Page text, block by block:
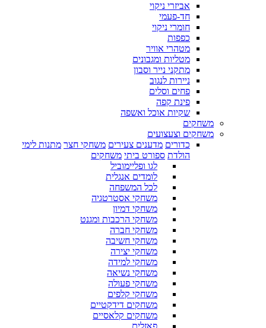
אביזרי ניקוי
חד-פעמי
חומרי ניקוי
כפפות
מטהרי אוויר
מטליות ומגבונים
מתקני נייר וסבון
ניירות לנגוב
פחים וסלים
פינת קפה
שקיות אוכל ואשפה
משחקים
משחקים וצעצועים
כדורים מדענים צעירים משחקי חצר מתנות לימי
הולדת ספורט ביתי משחקים
לגו ופליימוביל
לומדים אנגלית
לכל המשפחה
משחקי אסטרטגיה
משחקי דמיון
משחקי הרכבות ומגנט
משחקי חברה
משחקי חשיבה
משחקי יצירה
משחקי למידה
משחקי נשיאה
משחקי פעולה
משחקי קלפים
משחקים דידקטיים
משחקים קלאסיים
פאזלים